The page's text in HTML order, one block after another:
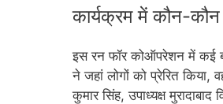
कार्यक्रम में कौन-कौन
इस रन फॉर कोऑपरेशन में कई
ने जहां लोगों को प्रेरित किया,
कुमार सिंह, उपाध्यक्ष